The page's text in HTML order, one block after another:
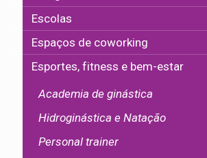
Escolas
Espaços de coworking
Esportes, fitness e bem-estar
Academia de ginástica
Hidroginástica e Natação
Personal trainer